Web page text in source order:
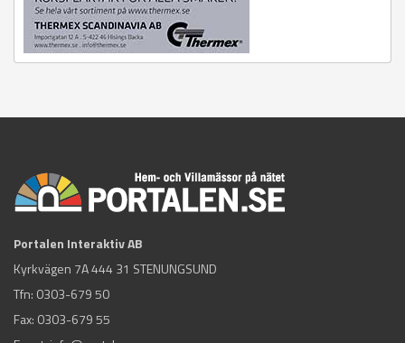
Portalen Interaktiv AB
Kyrkvägen 7A 444 31 STENUNGSUND
Tfn: 0303-679 50
Fax: 0303-679 55